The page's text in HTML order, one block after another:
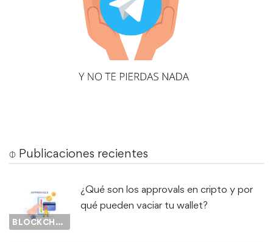
⌽ Publicaciones recientes
BLOCKCHAIN
¿Qué son los approvals en cripto y por
qué pueden vaciar tu wallet?